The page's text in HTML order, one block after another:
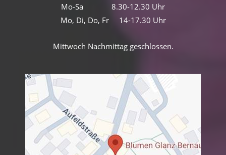
Mo-Sa 8.30-12.30 Uhr
Mo, Di, Do, Fr 14-17.30 Uhr
Mittwoch Nachmittag geschlossen.